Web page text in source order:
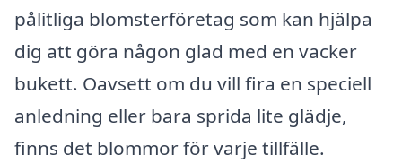
pålitliga blomsterföretag som kan hjälpa
dig att göra någon glad med en vacker
bukett. Oavsett om du vill fira en speciell
anledning eller bara sprida lite glädje,
finns det blommor för varje tillfälle.